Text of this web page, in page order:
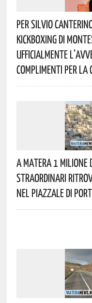
Per Silvio
Kickboxing Di
Ufficialmente
Complimenti Per La
A Matera 1 Milione
Straordinari
Nel Piazzale Di